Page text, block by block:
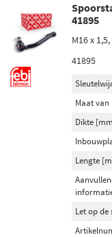
41895
M16 x
41895
Maat
Dikte
Lengte
Let op